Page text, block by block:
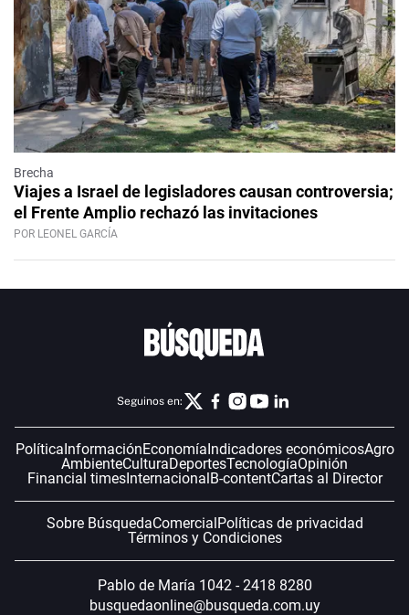
Brecha
Viajes a Israel de legisladores causan controversia;
el Frente Amplio rechazó las invitaciones
POR LEONEL GARCÍA
Seguinos en:
PolíticaInformaciónEconomíaIndicadores económicosAgro
AmbienteCulturaDeportesTecnologíaOpinión
Financial timesInternacionalB-contentCartas al Director
Sobre BúsquedaComercialPolíticas de privacidad
Términos y Condiciones
Pablo de María 1042 - 2418 8280
busquedaonline@busqueda.com.uy